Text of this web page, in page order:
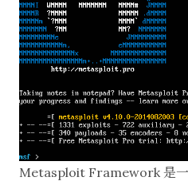
Metasploit Framework 是